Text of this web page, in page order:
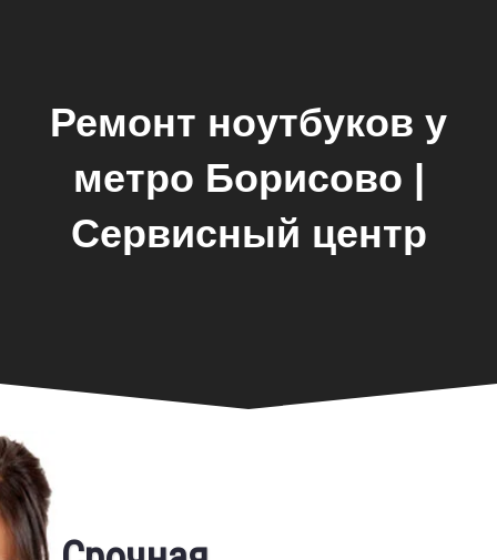
Ремонт ноутбуков у
метро Борисово |
Сервисный центр
Замена экрана